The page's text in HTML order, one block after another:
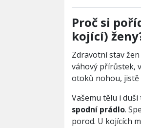
Proč si
kojící)
Zdravotní stav
váhový přírůstek,
otoků nohou, jistě
Vašemu tělu i
spodní prádlo.
porod. U kojících